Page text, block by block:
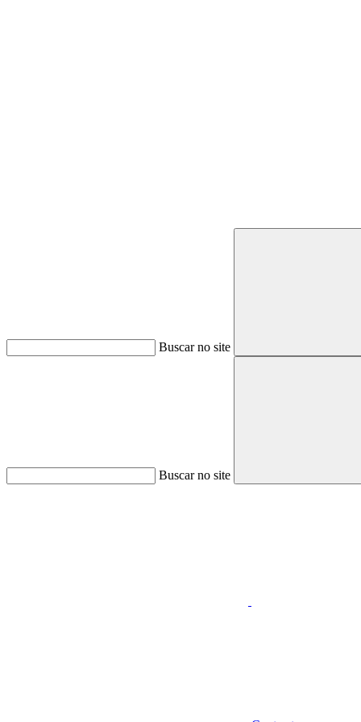
Buscar no site
Buscar no site